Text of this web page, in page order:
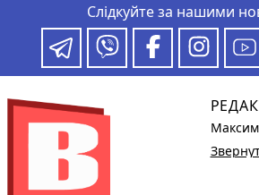
Слідкуйте за нашими